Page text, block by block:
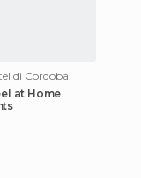
di Cordoba
at Home